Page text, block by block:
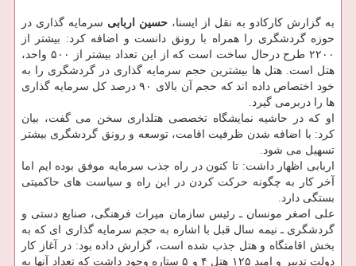
به گزارش كاركادو به نقل از ایسنا، حسین اربابی سرمایه گذاری در
حوزه گردشگری را همراه با رونق دانست و اضافه كرد: بیشتر از
۲۲۰۰ طرح درحال ساخت است كه از این تعداد بیشتر از ۵۰۰ واحد،
هتل است. هتل ها بیشترین حجم سرمایه گذاری در گردشگری را به
خود اختصاص داده اند كه حجم آن بالای ۹۰ درصد كل سرمایه گذاری
ها را دربرمی گیرد.
او كه در حاشیه نمایشگاه تخصصی هتلداری سخن می گفت، بیان
كرد: با اضافه شدن ظرفیت اقامت، توسعه و رونق گردشگری بیشتر
تسهیل می شود.
اربابی اظهار داشت: تا كنون در راه جذب سرمایه موفق بوده ایم اما
آخر كار به چگونه حركت كردن در این راه و سیاست های حاكمیتی
بستگی دارد.
علی اصغر مونسان ـ رئیس سازمان میراث فرهنگی، صنایع دستی و
گردشگری ـ نیمه سال قبل با اشاره به حجم سرمایه گذاری ای كه به
بخش اقامتگاه و هتل جذب شده است، گزارش داده بود: در آغاز كار
دولت تدبیر و امید ۱۲۵ هتل ۴ و ۵ ستاره وجود داشت كه تعداد آنها به